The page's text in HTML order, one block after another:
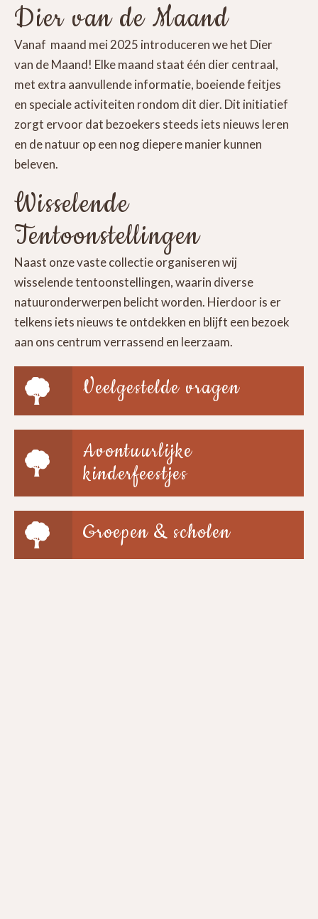
Dier van de Maand
Vanaf maand mei 2025 introduceren we het Dier
van de Maand! Elke maand staat één dier centraal,
met extra aanvullende informatie, boeiende feitjes
en speciale activiteiten rondom dit dier. Dit initiatief
zorgt ervoor dat bezoekers steeds iets nieuws leren
en de natuur op een nog diepere manier kunnen
beleven.
Wisselende
Tentoonstellingen
Naast onze vaste collectie organiseren wij
wisselende tentoonstellingen, waarin diverse
natuuronderwerpen belicht worden. Hierdoor is er
telkens iets nieuws te ontdekken en blijft een bezoek
aan ons centrum verrassend en leerzaam.
Veelgestelde vragen
Avontuurlijke
kinderfeestjes
Groepen & scholen